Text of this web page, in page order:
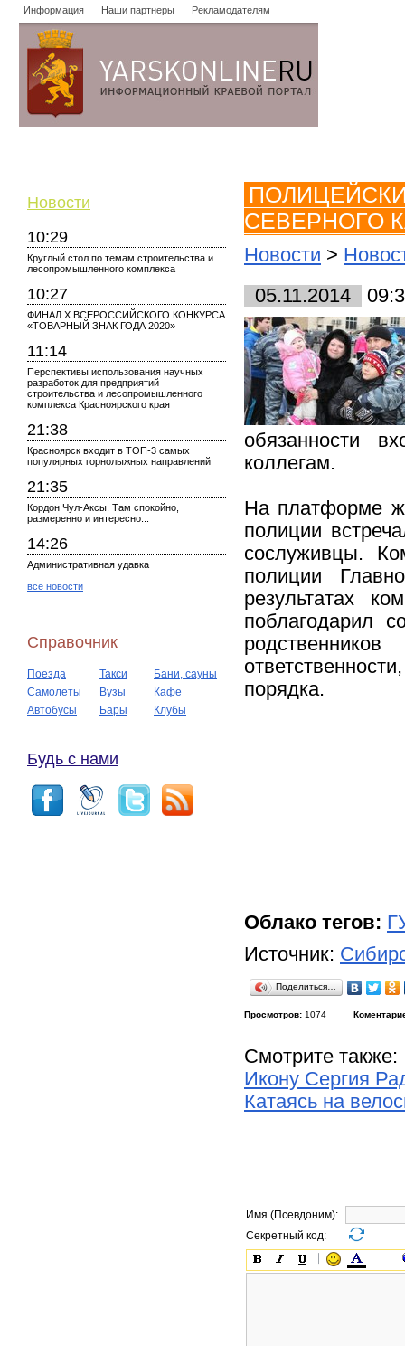
Информация Наши партнеры Рекламодателям
Новости
10:29
Круглый стол по темам строительства и
лесопромышленного комплекса
10:27
ФИНАЛ X ВСЕРОССИЙСКОГО КОНКУРСА
«ТОВАРНЫЙ ЗНАК ГОДА 2020»
11:14
Перспективы использования научных
разработок для предприятий
строительства и лесопромышленного
комплекса Красноярского края
21:38
Красноярск входит в ТОП-3 самых
популярных горнолыжных направлений
21:35
Кордон Чул-Аксы. Там спокойно,
размеренно и интересно...
14:26
Административная удавка
все новости
Справочник
Поезда Такси
Бани, сауны
Самолеты
Вузы
Кафе
Автобусы
Бары Клубы
Будь с нами
СЕВЕРНОГО
Новости >
05.11.2014
обязанности
коллегам.
На платформе
полиции
сослуживцы.
полиции
результатах
поблагодарил
порядка.
Облако тегов:
Источник:
Поделиться…
Просмотров: 1074
Смотрите также:
Икону Сергия
Катаясь на
Имя (Псевдоним):
Секретный код: